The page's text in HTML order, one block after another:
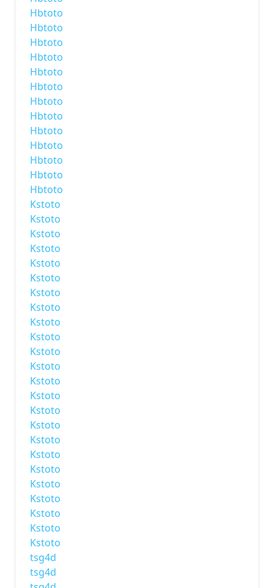
Hbtoto
Hbtoto
Hbtoto
Hbtoto
Hbtoto
Hbtoto
Hbtoto
Hbtoto
Hbtoto
Hbtoto
Hbtoto
Hbtoto
Hbtoto
Kstoto
Kstoto
Kstoto
Kstoto
Kstoto
Kstoto
Kstoto
Kstoto
Kstoto
Kstoto
Kstoto
Kstoto
Kstoto
Kstoto
Kstoto
Kstoto
Kstoto
Kstoto
Kstoto
Kstoto
Kstoto
Kstoto
Kstoto
Kstoto
tsg4d
tsg4d